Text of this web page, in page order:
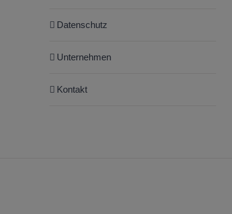
Datenschutz
Unternehmen
Kontakt